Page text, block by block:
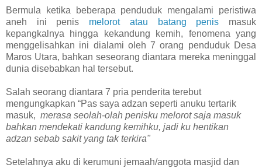
Bermula ketika beberapa penduduk mengalami peristiwa
aneh ini penis melorot atau batang penis masuk
kepangkalnya hingga kekandung kemih, fenomena yang
menggelisahkan ini dialami oleh 7 orang penduduk Desa
Maros Utara, bahkan seseorang diantara mereka meninggal
dunia disebabkan hal tersebut.
Salah seorang diantara 7 pria penderita terebut
mengungkapkan “Pas saya adzan seperti anuku tertarik
masuk, merasa seolah-olah penisku melorot saja masuk
bahkan mendekati kandung kemihku, jadi ku hentikan
adzan sebab sakit yang tak terkira"
Setelahnya aku di kerumuni jemaah/anggota masjid dan